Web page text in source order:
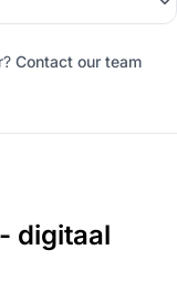
Contact our team
digitaal